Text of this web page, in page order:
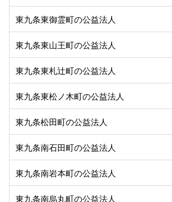
東九条東御霊町の公益法人
東九条東山王町の公益法人
東九条東札辻町の公益法人
東九条東松ノ木町の公益法人
東九条松田町の公益法人
東九条南石田町の公益法人
東九条南岩本町の公益法人
東九条南烏丸町の公益法人